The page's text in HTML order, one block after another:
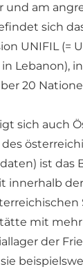
und am
sich
UNIFIL (=
Lebanon),
20
sich auch
ist das
innerhalb
mit mehr
der